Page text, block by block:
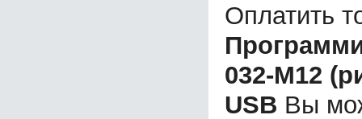
Оплатить
032-М12
USB Вы